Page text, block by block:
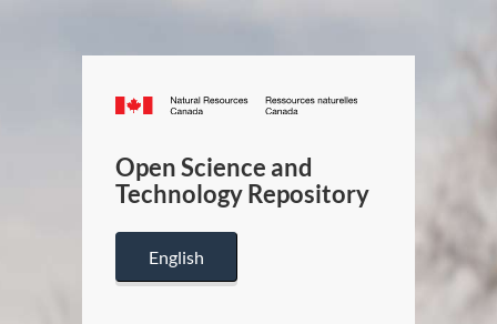
Canada.ca
/
Canada
Open Science and
Technology Repository
English